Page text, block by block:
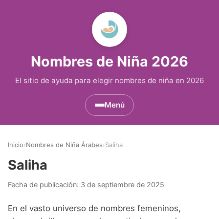
Nombres de Niña 2026
El sitio de ayuda para elegir nombres de niña en 2026
Menú
Nombres de Niña que empiezan por D
Nombres de Niña Americanos
Inicio›Nombres de Niña Árabes›Saliha
Saliha
Fecha de publicación: 3 de septiembre de 2025
En el vasto universo de nombres femeninos,